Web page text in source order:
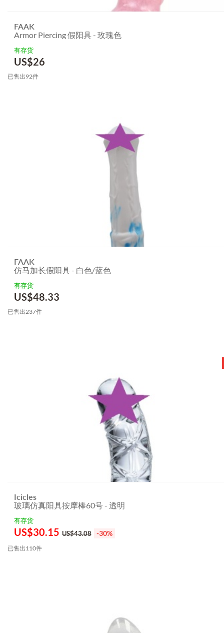
FAAK
Armor Piercing 假阳具 - 玫瑰色
有存货
US$26
已售出92件
FAAK
仿马加长假阳具 - 白色/蓝色
有存货
US$48.33
已售出237件
Icicles
玻璃仿真阳具按摩棒60号 - 透明
有存货
US$30.15 US$43.08 -30%
已售出110件